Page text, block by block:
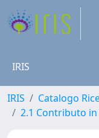
IRIS
IRIS Catalogo
2.1 Contributo